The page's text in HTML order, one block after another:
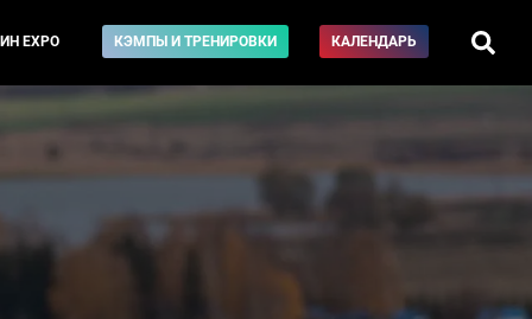
EXPO КЭМПЫ И ТРЕНИРОВКИ КАЛЕНДАРЬ